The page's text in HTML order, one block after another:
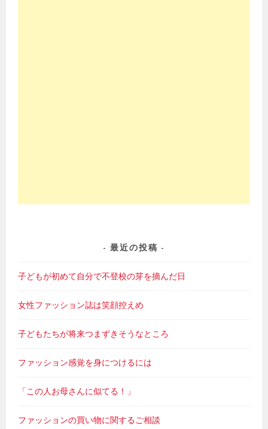
最近の投稿
子どもが初めて自分で不登校の芽を摘んだ日
女性ファッション誌は笑顔控えめ
子どもたちが将来つまずきそうなところ
ファッション感覚を身につけるには
「この人お母さんに似てる！」
ファッションの買い物に関するご相談